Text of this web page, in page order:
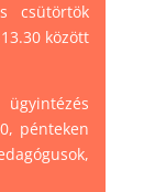
csütörtök
között
pénteken